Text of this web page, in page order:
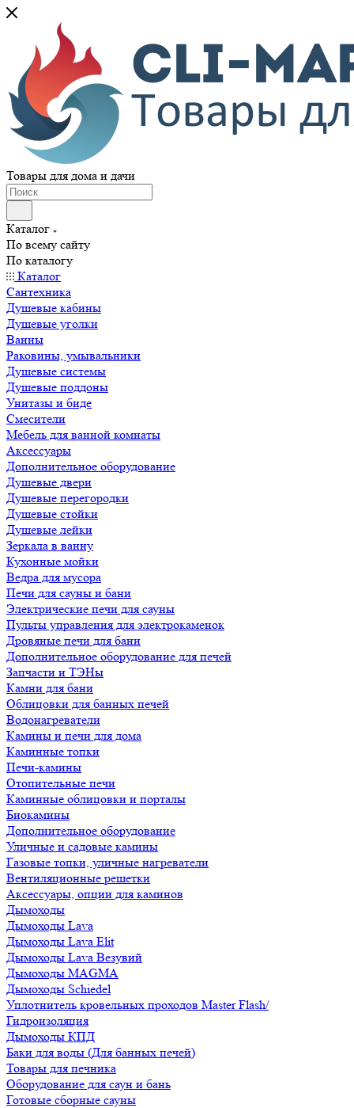
Товары для дома и дачи
Каталог
По всему сайту
По каталогу
Каталог
Сантехника
Душевые кабины
Душевые уголки
Ванны
Раковины, умывальники
Душевые системы
Душевые поддоны
Унитазы и биде
Смесители
Мебель для ванной комнаты
Аксессуары
Дополнительное оборудование
Душевые двери
Душевые перегородки
Душевые стойки
Душевые лейки
Зеркала в ванну
Кухонные мойки
Ведра для мусора
Печи для сауны и бани
Электрические печи для сауны
Пульты управления для электрокаменок
Дровяные печи для бани
Дополнительное оборудование для печей
Запчасти и ТЭНы
Камни для бани
Облицовки для банных печей
Водонагреватели
Камины и печи для дома
Каминные топки
Печи-камины
Отопительные печи
Каминные облицовки и порталы
Биокамины
Дополнительное оборудование
Уличные и садовые камины
Газовые топки, уличные нагреватели
Вентиляционные решетки
Аксессуары, опции для каминов
Дымоходы
Дымоходы Lava
Дымоходы Lava Elit
Дымоходы Lava Везувий
Дымоходы MAGMA
Дымоходы Schiedel
Уплотнитель кровельных проходов Master Flash/
Гидроизоляция
Дымоходы КПД
Баки для воды (Для банных печей)
Товары для печника
Оборудование для саун и бань
Готовые сборные сауны